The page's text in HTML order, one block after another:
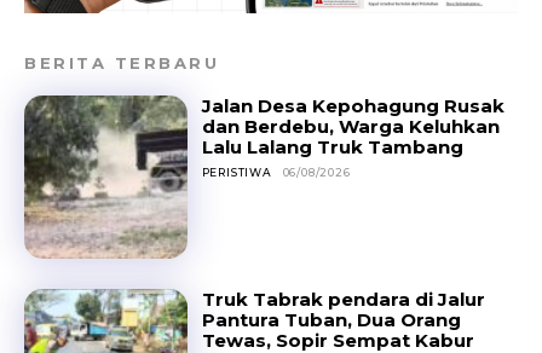
BERITA TERBARU
Jalan Desa Kepohagung Rusak
dan Berdebu, Warga Keluhkan
Lalu Lalang Truk Tambang
PERISTIWA 06/08/2026
Truk Tabrak pendara di Jalur
Pantura Tuban, Dua Orang
Tewas, Sopir Sempat Kabur